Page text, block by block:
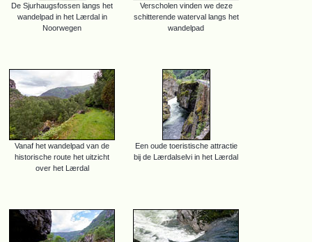
De Sjurhaugsfossen langs het
wandelpad in het Lærdal in
Noorwegen
Verscholen vinden we deze
schitterende waterval langs het
wandelpad
Vanaf het wandelpad van de
historische route het uitzicht
over het Lærdal
Een oude toeristische attractie
bij de Lærdalselvi in het Lærdal